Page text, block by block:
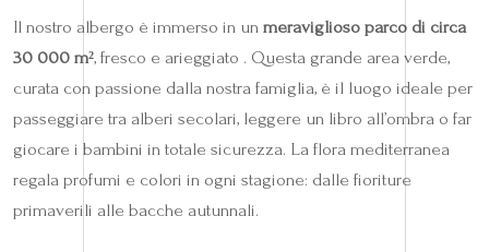
Il nostro albergo è immerso in un meraviglioso parco di circa
30 000 m², fresco e arieggiato . Questa grande area verde,
curata con passione dalla nostra famiglia, è il luogo ideale per
passeggiare tra alberi secolari, leggere un libro all’ombra o far
giocare i bambini in totale sicurezza. La flora mediterranea
regala profumi e colori in ogni stagione: dalle fioriture
primaverili alle bacche autunnali.